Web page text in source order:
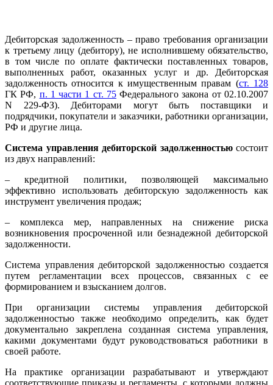
Дебиторская задолженность – право требования организации
к третьему лицу (дебитору), не исполнившему обязательство,
в том числе по оплате фактически поставленных товаров,
выполненных работ, оказанных услуг и др. Дебиторская
задолженность относится к имущественным правам (ст. 128
ГК РФ, п. 1 части 1 ст. 75Федерального закона от 02.10.2007
N 229-ФЗ). Дебиторами могут быть поставщики и
подрядчики, покупатели и заказчики, работники организации,
РФ и другие лица.
Система управления дебиторской задолженностьюсостоит
из двух направлений:
– кредитной политики, позволяющей максимально
эффективно использовать дебиторскую задолженность как
инструмент увеличения продаж;
– комплекса мер, направленных на снижение риска
возникновения просроченной или безнадежной дебиторской
задолженности.
Система управления дебиторской задолженностью создается
путем регламентации всех процессов, связанных с ее
формированием и взысканием долгов.
При организации системы управления дебиторской
задолженностью также необходимо определить, как будет
документально закреплена созданная система управления,
какими документами будут руководствоваться работники в
своей работе.
На практике организации разрабатывают и утверждают